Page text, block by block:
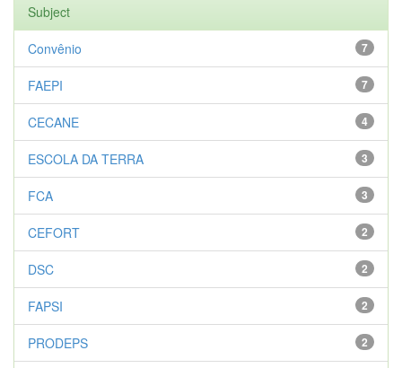
Subject
7
Convênio
7
FAEPI
4
CECANE
3
ESCOLA DA TERRA
3
FCA
2
CEFORT
2
DSC
2
FAPSI
2
PRODEPS